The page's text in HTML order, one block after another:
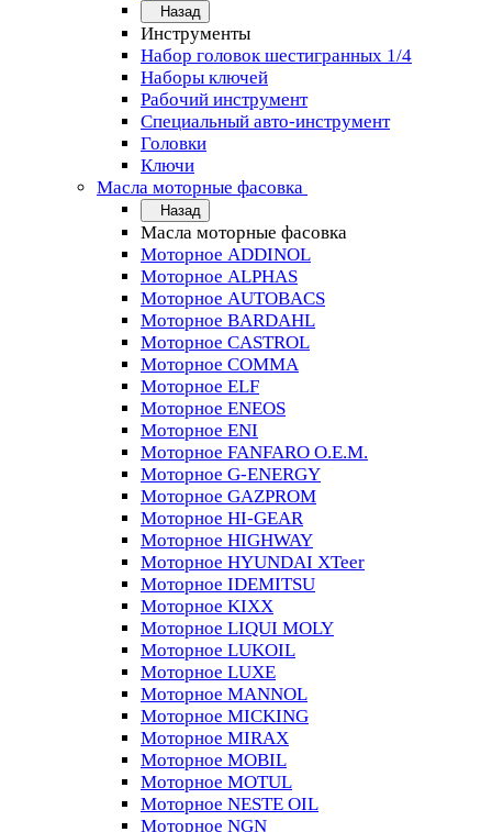
Назад
Инструменты
Набор головок шестигранных 1/4
Наборы ключей
Рабочий инструмент
Специальный авто-инструмент
Головки
Ключи
Масла моторные фасовка
Назад
Масла моторные фасовка
Моторное ADDINOL
Моторное ALPHAS
Моторное AUTOBACS
Моторное BARDAHL
Моторное CASTROL
Моторное COMMA
Моторное ELF
Моторное ENEOS
Моторное ENI
Моторное FANFARO O.E.M.
Моторное G-ENERGY
Моторное GAZPROM
Моторное HI-GEAR
Моторное HIGHWAY
Моторное HYUNDAI XTeer
Моторное IDEMITSU
Моторное KIXX
Моторное LIQUI MOLY
Моторное LUKOIL
Моторное LUXE
Моторное MANNOL
Моторное MICKING
Моторное MIRAX
Моторное MOBIL
Моторное MOTUL
Моторное NESTE OIL
Моторное NGN